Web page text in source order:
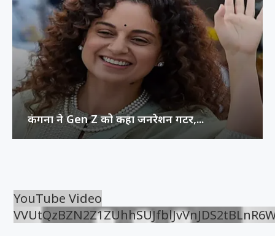
YouTube Video
कंगना ने Gen Z को कहा जनरेशन गटर,...